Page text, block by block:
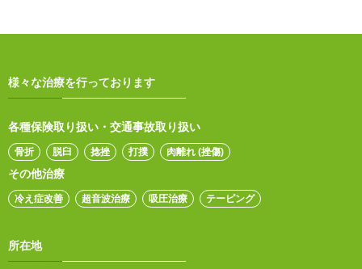
様々な治療を行っております
各種保険取り扱い・交通事故取り扱い
骨折 脱臼 捻挫 打撲 肉離れ (挫傷)
その他治療
冷え症改善 超音波治療 吸圧治療 テーピング
所在地